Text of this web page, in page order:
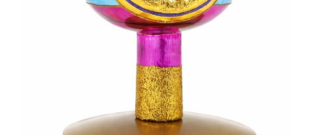
Mini Formen und Figuren
Herzen
MANUFAKTUREN